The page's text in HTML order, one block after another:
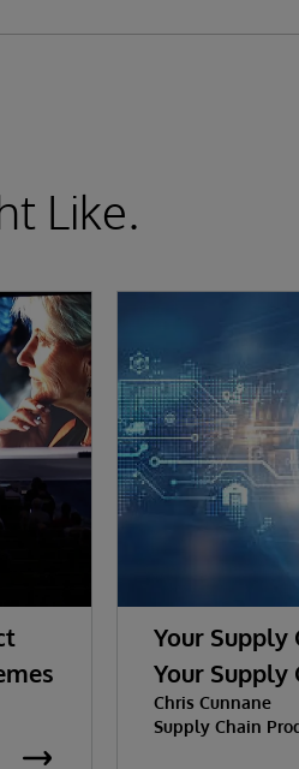
Like.
Your Supply
Your Supply
Chris Cunnane
Supply Chain